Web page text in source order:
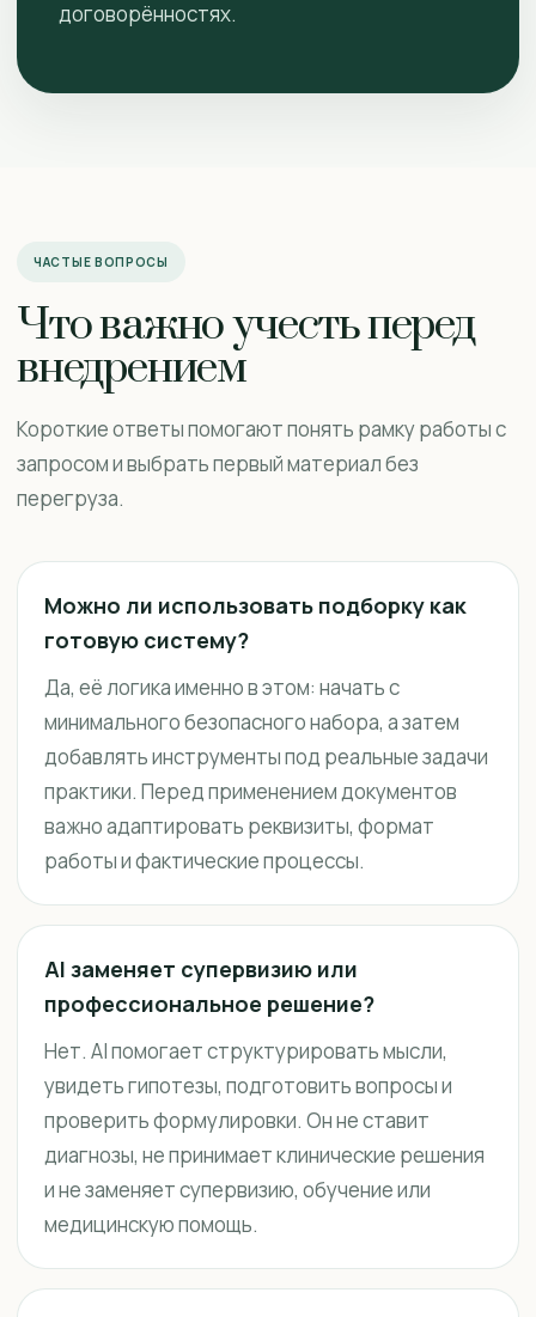
договорённостях.
ЧАСТЫЕ ВОПРОСЫ
Что важно учесть перед
внедрением
Короткие ответы помогают понять рамку работы с
запросом и выбрать первый материал без
перегруза.
Можно ли использовать подборку как
готовую систему?
Да, её логика именно в этом: начать с
минимального безопасного набора, а затем
добавлять инструменты под реальные задачи
практики. Перед применением документов
важно адаптировать реквизиты, формат
работы и фактические процессы.
AI заменяет супервизию или
профессиональное решение?
Нет. AI помогает структурировать мысли,
увидеть гипотезы, подготовить вопросы и
проверить формулировки. Он не ставит
диагнозы, не принимает клинические решения
и не заменяет супервизию, обучение или
медицинскую помощь.